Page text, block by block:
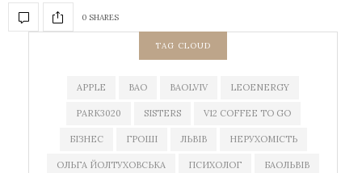
0 SHARES
TAG CLOUD
APPLE BAO BAOLVIV LEOENERGY
PARK3020 SISTERS V12 COFFEE TO GO
БІЗНЕС ГРОШІ ЛЬВІВ НЕРУХОМІСТЬ
ОЛЬГА ЙОЛТУХОВСЬКА ПСИХОЛОГ БАОЛЬВІВ